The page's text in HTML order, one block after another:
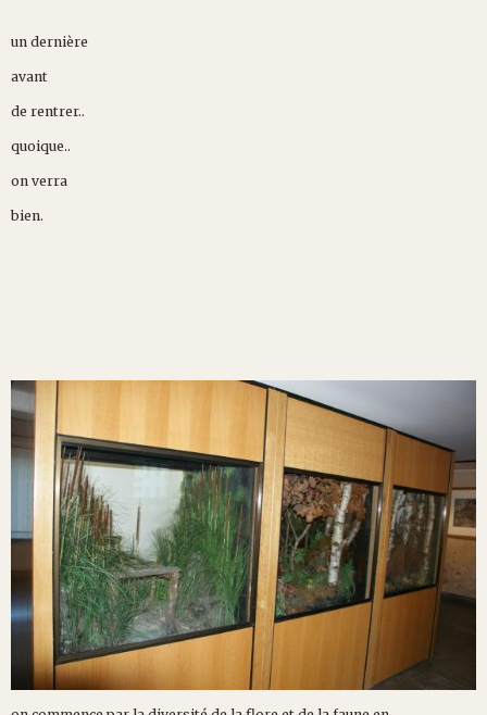
un dernière
avant
de rentrer..
quoique..
on verra
bien.